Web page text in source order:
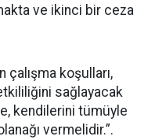
ve ikinci bir ceza
çalışma koşulları,
sağlayacak
kendilerini tümüyle
vermelidir.”.